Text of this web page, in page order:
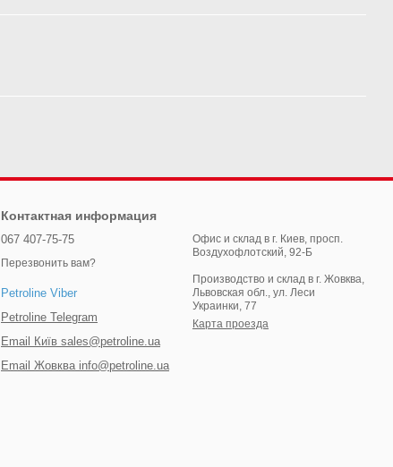
Контактная информация
067 407-75-75
Перезвонить вам?
Petroline Viber
Petroline Telegram
Email Київ sales@petroline.ua
Email Жовква info@petroline.ua
Офис и склад в г. Киев, просп.
Воздухофлотский, 92-Б
Производство и склад в г. Жовква,
Львовская обл., ул. Леси
Украинки, 77
Карта проезда